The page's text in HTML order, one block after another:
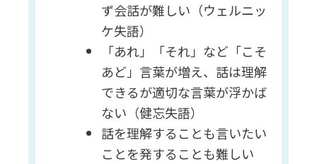
ず会話が難しい（ウェルニッ
ケ失語）
「あれ」「それ」など「こそ
あど」言葉が増え、話は理解
できるが適切な言葉が浮かば
ない（健忘失語）
話を理解することも言いたい
ことを発することも難しい